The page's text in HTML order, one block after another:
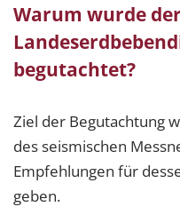
Warum wurde der
begutachtet?
Ziel der Begutachtung
des seismischen
Empfehlungen für
geben.